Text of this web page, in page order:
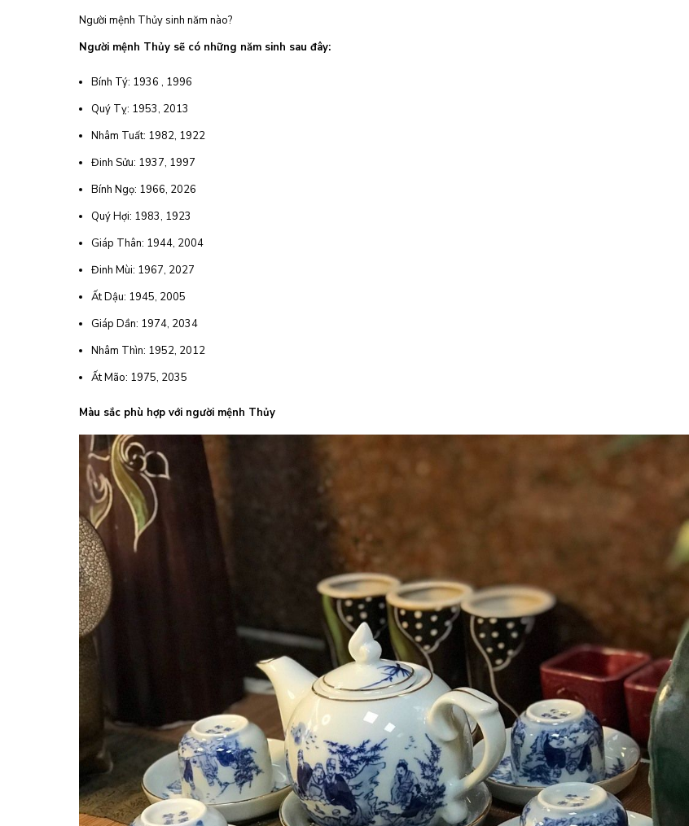
Người mệnh Thủy sinh năm nào?
Người mệnh Thủy sẽ có những năm sinh sau đây:
Bính Tý: 1936 , 1996
Quý Tỵ: 1953, 2013
Nhâm Tuất: 1982, 1922
Đinh Sửu: 1937, 1997
Bính Ngọ: 1966, 2026
Quý Hợi: 1983, 1923
Giáp Thân: 1944, 2004
Đinh Mùi: 1967, 2027
Ất Dậu: 1945, 2005
Giáp Dần: 1974, 2034
Nhâm Thìn: 1952, 2012
Ất Mão: 1975, 2035
Màu sắc phù hợp với người mệnh Thủy